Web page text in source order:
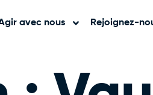
avec nous Rejoignez-